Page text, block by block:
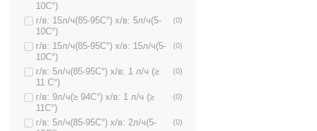
10C°)
г/в: 15л/ч(85-95C°) х/в: 5л/ч(5-
10C°)
(0)
г/в: 15л/ч(85-95C°) х/в: 15л/ч(5-
10C°)
(0)
г/в: 5л/ч(85-95C°) х/в: 1 л/ч (≥
11 C°)
(0)
г/в: 9л/ч(≥ 94C°) х/в: 1 л/ч (≥
11C°)
(0)
г/в: 5л/ч(85-95C°) х/в: 2л/ч(5-
(0)